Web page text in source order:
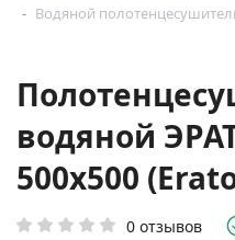
Водяной
водяной
500x500
0 отзывов